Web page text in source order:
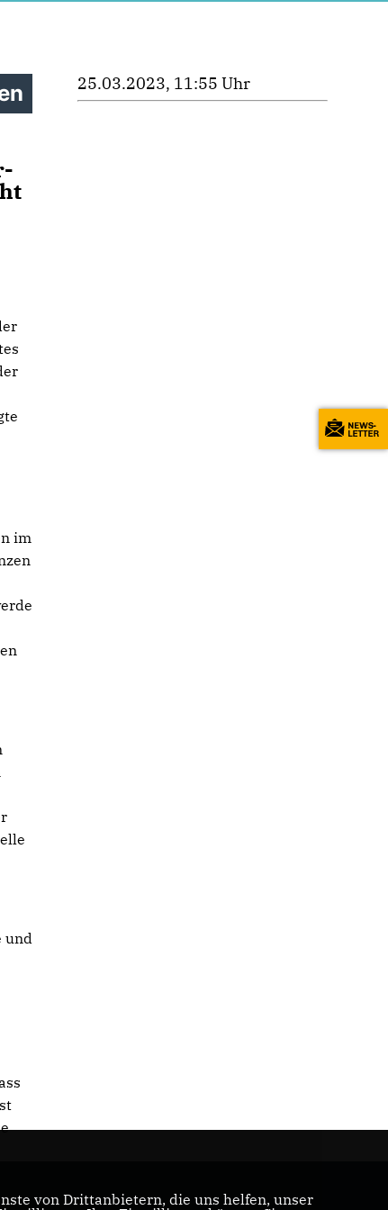
im
und
25.03.2023, 11:55 Uhr
von Drittanbietern, die uns helfen, unser